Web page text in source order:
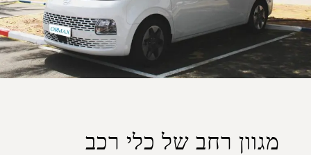
מגוון רחב של כלי רכב